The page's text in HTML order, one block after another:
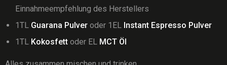
Einnahmeempfehlung des Herstellers
1TL Guarana Pulver oder 1EL Instant Espresso Pulver
1TL Kokosfett oder EL MCT Öl